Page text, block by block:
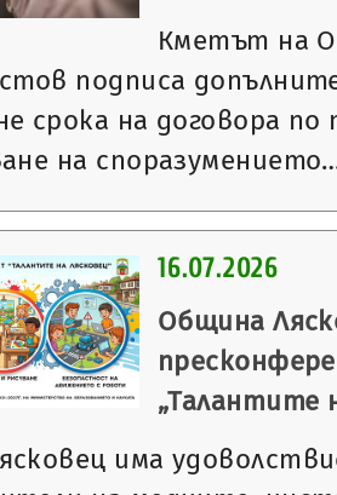
Кметът на
подписа
срока на договора по
на
16.07.2026
Община
„Талантите
има